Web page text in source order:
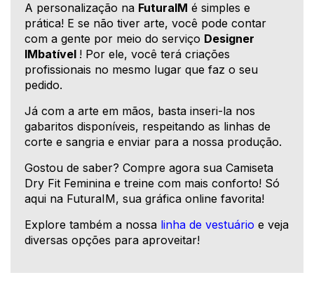
A personalização na FuturaIM é simples e
prática! E se não tiver arte, você pode contar
com a gente por meio do serviço Designer
IMbatível ! Por ele, você terá criações
profissionais no mesmo lugar que faz o seu
pedido.
Já com a arte em mãos, basta inseri-la nos
gabaritos disponíveis, respeitando as linhas de
corte e sangria e enviar para a nossa produção.
Gostou de saber? Compre agora sua Camiseta
Dry Fit Feminina e treine com mais conforto! Só
aqui na FuturaIM, sua gráfica online favorita!
Explore também a nossa linha de vestuário e veja
diversas opções para aproveitar!